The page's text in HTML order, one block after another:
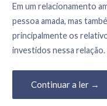
21 de Março, 2022
Em um relacionamento
pessoa amada, mas
principalmente os
investidos nessa relação.
Continuar a ler →